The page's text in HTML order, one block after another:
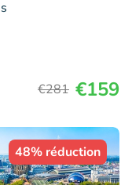
€281 €159
48% réduction